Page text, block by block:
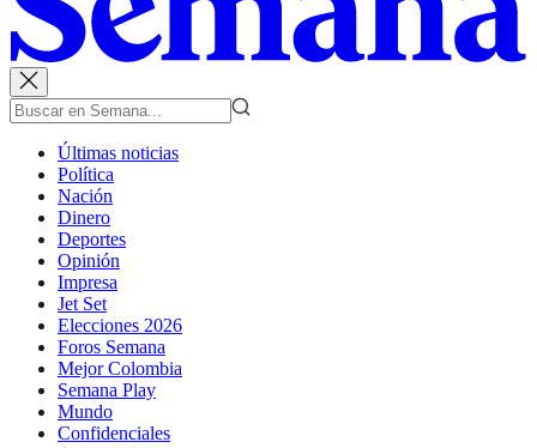
Últimas noticias
Política
Nación
Dinero
Deportes
Opinión
Impresa
Jet Set
Elecciones 2026
Foros Semana
Mejor Colombia
Semana Play
Mundo
Confidenciales